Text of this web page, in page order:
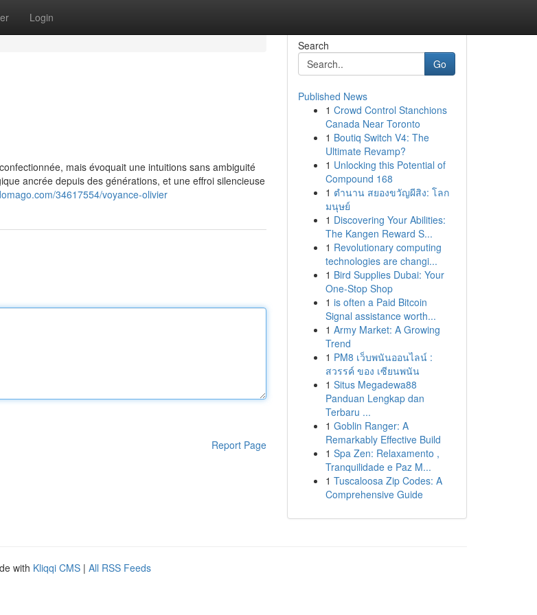
Login
mais évoquait une intuitions sans ambiguité
ancrée depuis des générations, et une effroi silencieuse
34617554/voyance-olivier
Report Page
Search
Go
Published News
1 Crowd Control Stanchions
Canada Near Toronto
1 Boutiq Switch V4: The
Ultimate Revamp?
1 Unlocking this Potential of
Compound 168
1 ตำนาน สยองขวัญผีสิง: โลก
มนุษย์
1 Discovering Your Abilities:
The Kangen Reward S...
1 Revolutionary computing
technologies are changi...
1 Bird Supplies Dubai: Your
One-Stop Shop
1 is often a Paid Bitcoin
Signal assistance worth...
1 Army Market: A Growing
Trend
1 PM8 เว็บพนันออนไลน์ :
สวรรค์ ของ เซียนพนัน
1 Situs Megadewa88
Panduan Lengkap dan
Terbaru ...
1 Goblin Ranger: A
Remarkably Effective Build
1 Spa Zen: Relaxamento ,
Tranquilidade e Paz M...
1 Tuscaloosa Zip Codes: A
Comprehensive Guide
with Kliqqi CMS | All RSS Feeds